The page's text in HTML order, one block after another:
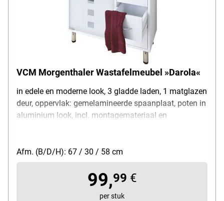
VCM Morgenthaler Wastafelmeubel »Darola«
in edele en moderne look, 3 gladde laden, 1 matglazen
deur, oppervlak: gemelamineerde spaanplaat, poten in
aluminium look, incl. montagemateriaal en
Afm. (B/D/H): 67 / 30 / 58 cm
99,99 €
per stuk